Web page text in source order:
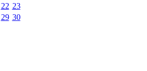
22 23
29 30